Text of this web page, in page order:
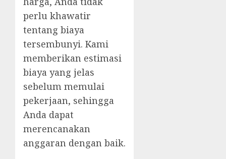
perlu khawatir
tentang biaya
tersembunyi. Kami
memberikan estimasi
biaya yang jelas
sebelum memulai
pekerjaan, sehingga
Anda dapat
merencanakan
anggaran dengan baik.